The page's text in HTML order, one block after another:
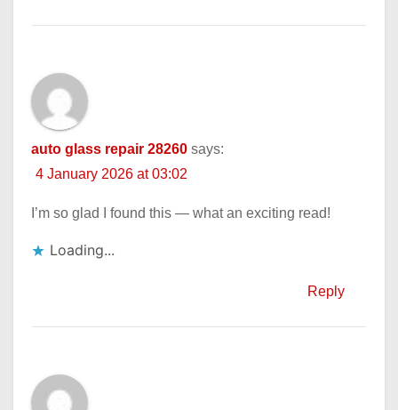
auto glass repair 28260 says:
4 January 2026 at 03:02
I’m so glad I found this — what an exciting read!
Loading...
Reply